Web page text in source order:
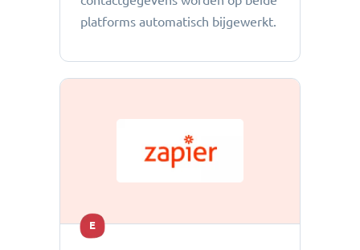
platforms automatisch bijgewerkt.
E